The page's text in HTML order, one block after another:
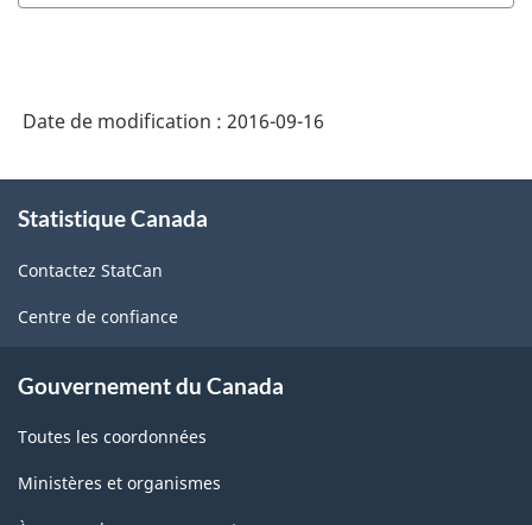
2012
1.1
-
Fabrication
et
forestière
de
Date de modification : 2016-09-16
propos
ce
site
Statistique Canada
Contactez StatCan
Centre de confiance
Gouvernement du Canada
Toutes les coordonnées
Ministères et organismes